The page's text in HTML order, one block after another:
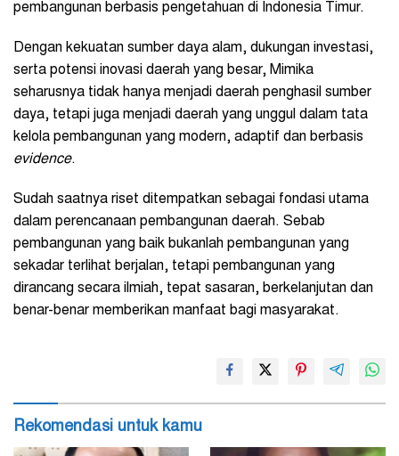
pembangunan berbasis pengetahuan di Indonesia Timur.
Dengan kekuatan sumber daya alam, dukungan investasi,
serta potensi inovasi daerah yang besar, Mimika
seharusnya tidak hanya menjadi daerah penghasil sumber
daya, tetapi juga menjadi daerah yang unggul dalam tata
kelola pembangunan yang modern, adaptif dan berbasis
evidence.
Sudah saatnya riset ditempatkan sebagai fondasi utama
dalam perencanaan pembangunan daerah. Sebab
pembangunan yang baik bukanlah pembangunan yang
sekadar terlihat berjalan, tetapi pembangunan yang
dirancang secara ilmiah, tepat sasaran, berkelanjutan dan
benar-benar memberikan manfaat bagi masyarakat.
Rekomendasi untuk kamu